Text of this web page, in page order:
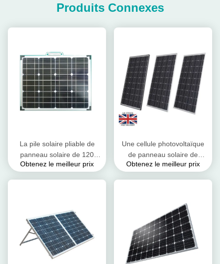
Produits Connexes
La pile solaire pliable de
panneau solaire de 120
watts avec facile capitonné
Obtenez le meilleur prix
Une cellule photovoltaïque
de panneau solaire de
catégorie/la plupart des
Obtenez le meilleur prix